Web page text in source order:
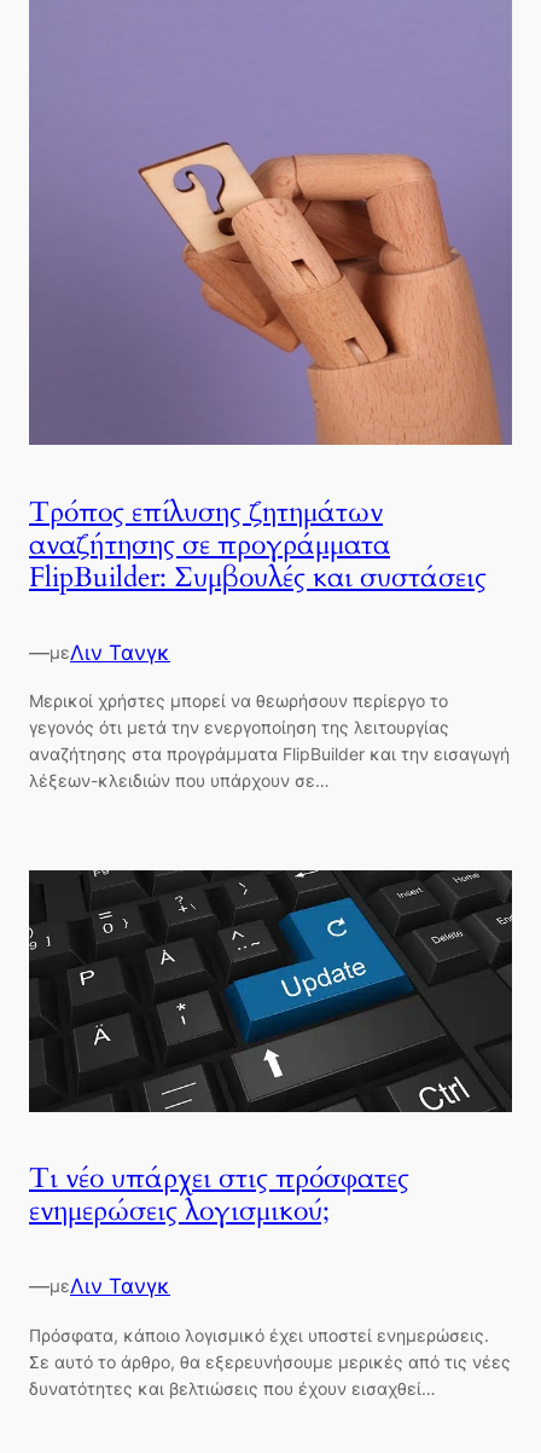
Τρόπος επίλυσης ζητημάτων
αναζήτησης σε προγράμματα
FlipBuilder: Συμβουλές και συστάσεις
—μεΛιν Τανγκ
Μερικοί χρήστες μπορεί να θεωρήσουν περίεργο το
γεγονός ότι μετά την ενεργοποίηση της λειτουργίας
αναζήτησης στα προγράμματα FlipBuilder και την εισαγωγή
λέξεων-κλειδιών που υπάρχουν σε…
Τι νέο υπάρχει στις πρόσφατες
ενημερώσεις λογισμικού;
—μεΛιν Τανγκ
Πρόσφατα, κάποιο λογισμικό έχει υποστεί ενημερώσεις.
Σε αυτό το άρθρο, θα εξερευνήσουμε μερικές από τις νέες
δυνατότητες και βελτιώσεις που έχουν εισαχθεί…